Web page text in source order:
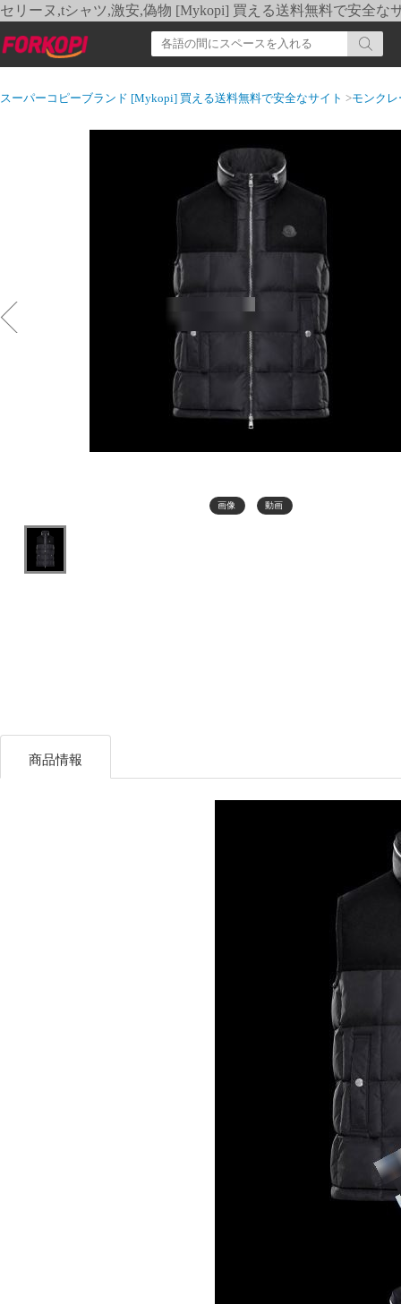
セリーヌ,tシャツ,激安,偽物 [Mykopi] 買える送料無料で安全な
スーパーコピーブランド [Mykopi] 買える送料無料で安全なサイト >モンク
画像 動画
商品情報